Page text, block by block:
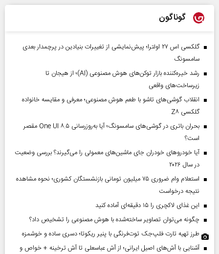
گوناگون
گلکسی اس ۲۷ اولترا؛ پیش‌نمایشی از تغییرات بنیادین در پرچمدار بعدی
سامسونگ
رشد خیره‌کننده بازار توکن‌های هوش مصنوعی (AI)؛ از هیجان تا
زیرساخت‌های واقعی
انقلاب گوشی‌های تاشو‌ با طعم هوش مصنوعی؛ معرفی و مقایسه خانواده
گلکسی Z۸
بحران باتری در گوشی‌های سامسونگ؛ آیا به‌روزرسانی One UI ۸.۵ مقصر
است؟
آیا خودروهای خودران جای ماشین‌های معمولی را می‌گیرند؟ بررسی وضعیت
در سال ۲۰۲۶
استعلام وام ضروری ۷۵ میلیون تومانی بازنشستگان کشوری؛ نحوه مشاهده
نتیجه درخواست
این غذای لاکچری را ۱۵ دقیقه‌ای آماده کنید
چگونه می‌توان تصاویر ساخته‌شده با هوش مصنوعی را تشخیص داد؟
طرز تهیه تارت فلپ‌جک توت‌فرنگی با پنیر ریکوتا؛ دسری ساده و خوشمزه
آشنایی با آش‌های اصیل ایرانی؛ از آش عباسعلی تا آش ترخینه + خواص و